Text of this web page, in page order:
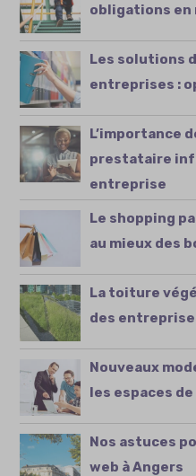
obligations en
Les solutions
entreprises :
L’importance
prestataire
entreprise
Le shopping
au mieux des
La toiture
des
Nouveaux
les espaces
Nos astuces
web à Angers